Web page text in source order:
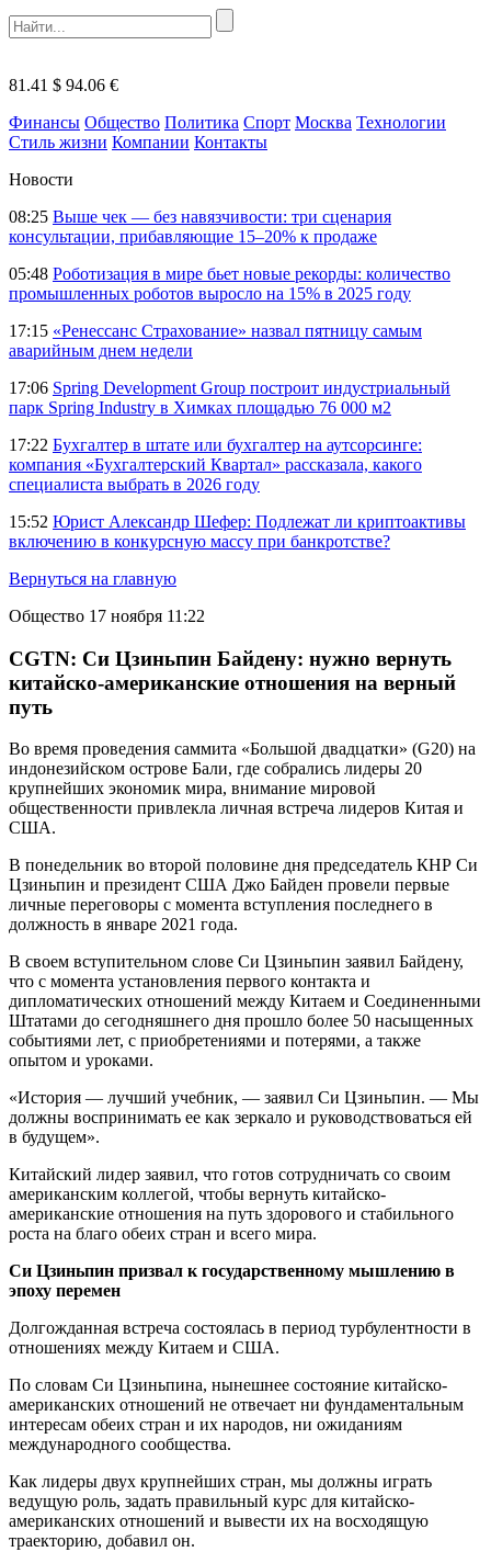
81.41 $ 94.06 €
Финансы Общество Политика Спорт Москва Технологии
Стиль жизни Компании Контакты
Новости
08:25 Выше чек — без навязчивости: три сценария
консультации, прибавляющие 15–20% к продаже
05:48 Роботизация в мире бьет новые рекорды: количество
промышленных роботов выросло на 15% в 2025 году
17:15 «Ренессанс Страхование» назвал пятницу самым
аварийным днем недели
17:06 Spring Development Group построит индустриальный
парк Spring Industry в Химках площадью 76 000 м2
17:22 Бухгалтер в штате или бухгалтер на аутсорсинге:
компания «Бухгалтерский Квартал» рассказала, какого
специалиста выбрать в 2026 году
15:52 Юрист Александр Шефер: Подлежат ли криптоактивы
включению в конкурсную массу при банкротстве?
Вернуться на главную
Общество 17 ноября 11:22
CGTN: Си Цзиньпин Байдену: нужно вернуть
китайско-американские отношения на верный
путь
Во время проведения саммита «Большой двадцатки» (G20) на
индонезийском острове Бали, где собрались лидеры 20
крупнейших экономик мира, внимание мировой
общественности привлекла личная встреча лидеров Китая и
США.
В понедельник во второй половине дня председатель КНР Си
Цзиньпин и президент США Джо Байден провели первые
личные переговоры с момента вступления последнего в
должность в январе 2021 года.
В своем вступительном слове Си Цзиньпин заявил Байдену,
что с момента установления первого контакта и
дипломатических отношений между Китаем и Соединенными
Штатами до сегодняшнего дня прошло более 50 насыщенных
событиями лет, с приобретениями и потерями, а также
опытом и уроками.
«История — лучший учебник, — заявил Си Цзиньпин. — Мы
должны воспринимать ее как зеркало и руководствоваться ей
в будущем».
Китайский лидер заявил, что готов сотрудничать со своим
американским коллегой, чтобы вернуть китайско-
американские отношения на путь здорового и стабильного
роста на благо обеих стран и всего мира.
Си Цзиньпин призвал к государственному мышлению в
эпоху перемен
Долгожданная встреча состоялась в период турбулентности в
отношениях между Китаем и США.
По словам Си Цзиньпина, нынешнее состояние китайско-
американских отношений не отвечает ни фундаментальным
интересам обеих стран и их народов, ни ожиданиям
международного сообщества.
Как лидеры двух крупнейших стран, мы должны играть
ведущую роль, задать правильный курс для китайско-
американских отношений и вывести их на восходящую
траекторию, добавил он.